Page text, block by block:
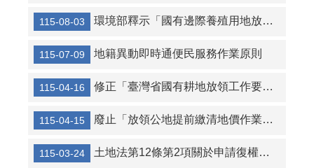
115-08-03 環境部釋示「國有邊際養殖用地放領實施辦法」第3條第4款影響環境保護之認定原則
115-07-09 地籍異動即時通便民服務作業原則
115-04-16 修正「臺灣省國有耕地放領工作要點」，名稱並修正為「國有耕地放領工作要點」
115-04-15 廢止「放領公地提前繳清地價作業須知」
115-03-24 土地法第12條第2項關於申請復權登記無民法第125條消滅時效適用之解釋令